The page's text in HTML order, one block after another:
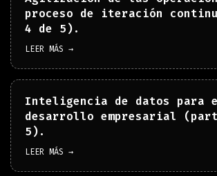
proceso de iteración
4 de 5).
LEER MÁS →
Inteligencia de datos para
desarrollo empresarial
5).
LEER MÁS →